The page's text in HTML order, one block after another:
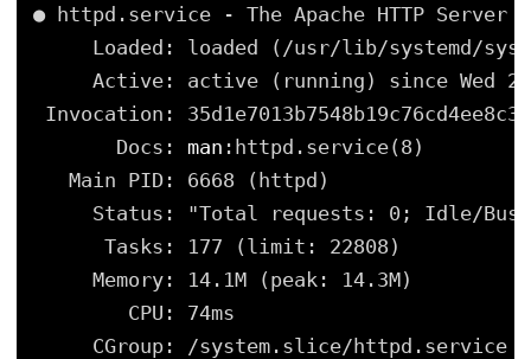
● httpd.service - The Apache HTTP Server
Loaded: loaded ( /usr/lib/systemd/
Active: active (running) since Wed
Invocation:
Docs: man :httpd.service(8)
Main PID: 6668 (httpd)
Status: "Total requests: 0; Idle/Busy
Tasks: 177 (limit: 22808)
Memory: 14.1M (peak: 14.3M)
CPU: 74ms
CGroup: /system .slice/httpd .service